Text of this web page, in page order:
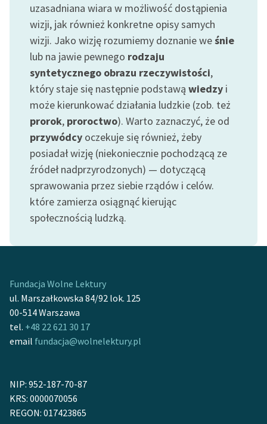
E-kolekcja lektur
szkolnych i literatury do
słuchania dla uczennic i
uczniów z
niepełnosprawnościami
Feministyczne inspiracje.
Popularyzacja
skandynawskiej literatury
feministycznej
Ręce pełne poezji
Kolekcje edukacyjne
twórców przechodzących
do domeny publicznej,
Starego Testamentu
Szkoła Poezji Wolnych
Lektur
O nas
O projekcie
Zespół
uzasadniana wiara w możliwość dostąpienia
wizji, jak również konkretne opisy samych
wizji. Jako wizję rozumiemy doznanie weśnie
lub na jawie pewnego rodzaju
syntetycznego obrazu rzeczywistości,
który staje się następnie podstawą wiedzy i
może kierunkować działania ludzkie (zob. też
prorok, proroctwo). Warto zaznaczyć, że od
przywódcy oczekuje się również, żeby
posiadał wizję (niekoniecznie pochodzącą ze
źródeł nadprzyrodzonych) — dotyczącą
sprawowania przez siebie rządów i celów.
które zamierza osiągnąć kierując
społecznością ludzką.
Fundacja Wolne Lektury
ul. Marszałkowska 84/92 lok. 125
00-514 Warszawa
tel. +48 22 621 30 17
email fundacja@wolnelektury.pl
NIP: 952-187-70-87
KRS: 0000070056
REGON: 017423865